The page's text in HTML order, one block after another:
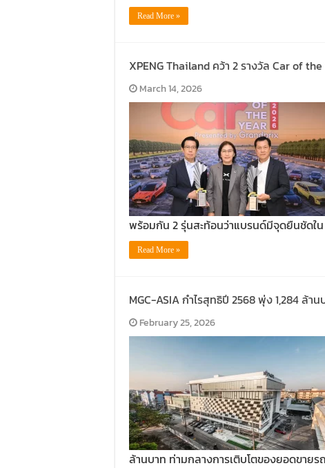
Read More »
XPENG Thailand คว้า 2 รางวัล Car of
March 14, 2026
พร้อมกัน 2 รุ่นสะท้อนว่าแบรนด์มีจุดยืนชัดใ
Read More »
MGC-ASIA กำไรสุทธิปี 2568 พุ่ง 1,284 ล้
February 25, 2026
ล้านบาท ท่ามกลางการเติบโตของยอดขาย